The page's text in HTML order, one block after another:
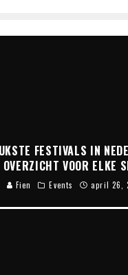
FESTIVALS IN
OVERZICHT VOOR ELKE
Fien Events april 26,